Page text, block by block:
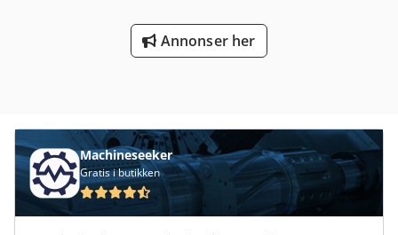
Annonser her
Machineseeker
Gratis i butikken